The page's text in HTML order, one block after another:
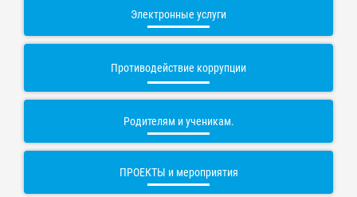
Электронные услуги
Противодействие коррупции
Родителям и ученикам.
ПРОЕКТЫ и мероприятия